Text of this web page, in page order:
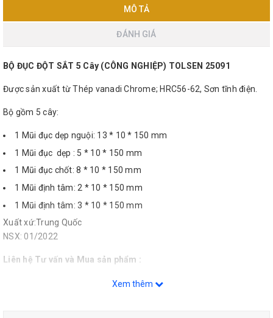
MÔ TẢ
ĐÁNH GIÁ
BỘ ĐỤC ĐỘT SẮT 5 Cây (CÔNG NGHIỆP) TOLSEN 25091
Được sản xuất từ Thép vanadi Chrome; HRC56-62, Sơn tĩnh điện.
Bộ gồm 5 cây:
1 Mũi đục dẹp nguội: 13 * 10 * 150 mm
1 Mũi đục dẹp : 5 * 10 * 150 mm
1 Mũi đục chốt: 8 * 10 * 150 mm
1 Mũi định tâm: 2 * 10 * 150 mm
1 Mũi định tâm: 3 * 10 * 150 mm
Xuất xứ:Trung Quốc
NSX: 01/2022
Liên hệ Tư vấn và Mua sản phẩm :
Xem thêm